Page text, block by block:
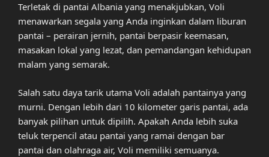
Terletak di pantai Albania yang menakjubkan, Voli
menawarkan segala yang Anda inginkan dalam liburan
pantai – perairan jernih, pantai berpasir keemasan,
masakan lokal yang lezat, dan pemandangan kehidupan
malam yang semarak.
Salah satu daya tarik utama Voli adalah pantainya yang
murni. Dengan lebih dari 10 kilometer garis pantai, ada
banyak pilihan untuk dipilih. Apakah Anda lebih suka
teluk terpencil atau pantai yang ramai dengan bar
pantai dan olahraga air, Voli memiliki semuanya.